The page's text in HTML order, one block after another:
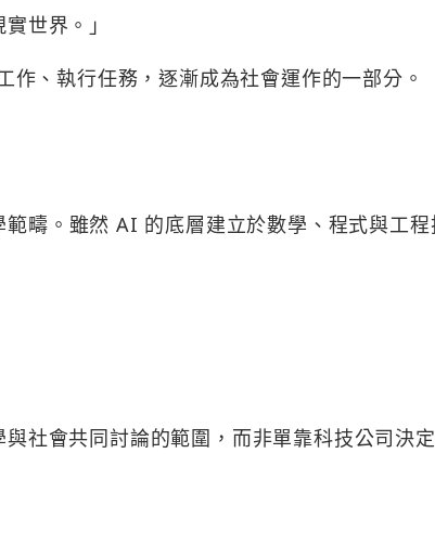
世界。」
、執行任務，逐漸成為社會運作的一部分。
疇。雖然 AI 的底層建立於數學、程式與工程
社會共同討論的範圍，而非單靠科技公司決